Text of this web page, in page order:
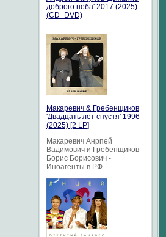
доброго неба' 2017 (2025)
(CD+DVD)
Макаревич & Гребенщиков
'Двадцать лет спустя' 1996
(2025) [2 LP]
Макаревич Анрпей
Вадимович и Гребенщиков
Борис Борисович -
Иноагенты в РФ